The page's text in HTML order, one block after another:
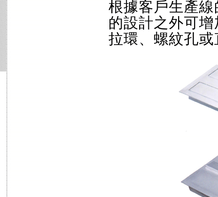
根據客戶生產
的設計之外可
拉環、螺紋孔